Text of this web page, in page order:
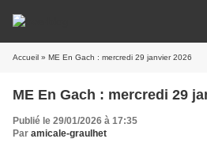
Accueil » ME En Gach : mercredi 29 janvier 2026
ME En Gach : mercredi 29
Publié le 29/01/2026 à 17:35
Par amicale-graulhet